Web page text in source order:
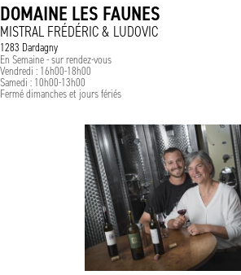
DOMAINE LES FAUNES
MISTRAL FRÉDÉRIC & LUDOVIC
1283 Dardagny
En Semaine - sur rendez-vous
Vendredi : 16h00-18h00
Samedi : 10h00-13h00
Fermé dimanches et jours fériés